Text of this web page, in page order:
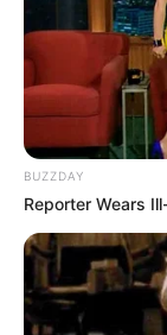
5. Jika tak
cukup
BUZZDAY
Reporter Wears